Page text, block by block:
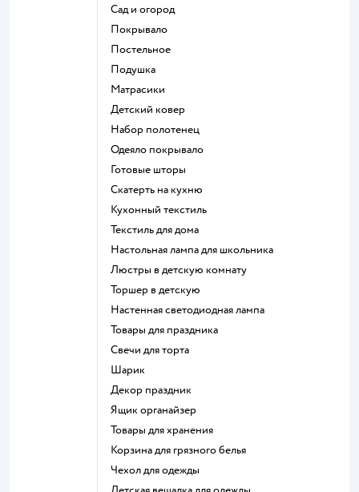
Сад и огород
Покрывало
Постельное
Подушка
Матрасики
Детский ковер
Набор полотенец
Одеяло покрывало
Готовые шторы
Скатерть на кухню
Кухонный текстиль
Текстиль для дома
Настольная лампа для школьника
Люстры в детскую комнату
Торшер в детскую
Настенная светодиодная лампа
Товары для праздника
Свечи для торта
Шарик
Декор праздник
Ящик органайзер
Товары для хранения
Корзина для грязного белья
Чехол для одежды